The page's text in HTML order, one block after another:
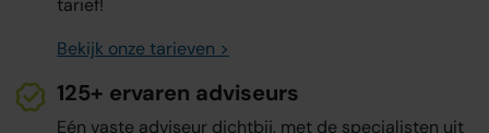
tarief!
Bekijk onze tarieven >
125+ ervaren adviseurs
Eén vaste adviseur dichtbij, met de specialisten uit